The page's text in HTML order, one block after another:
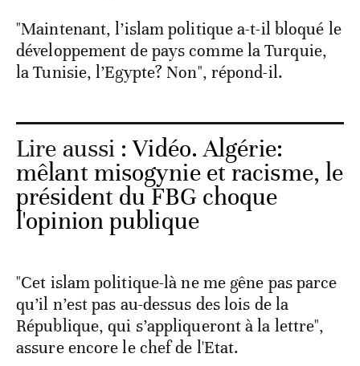
"Maintenant, l’islam politique a-t-il bloqué le
développement de pays comme la Turquie,
la Tunisie, l’Egypte? Non", répond-il.
Lire aussi :Vidéo. Algérie:
mêlant misogynie et racisme, le
président du FBG choque
l'opinion publique
"Cet islam politique-là ne me gêne pas parce
qu’il n’est pas au-dessus des lois de la
République, qui s’appliqueront à la lettre",
assure encore le chef de l'Etat.